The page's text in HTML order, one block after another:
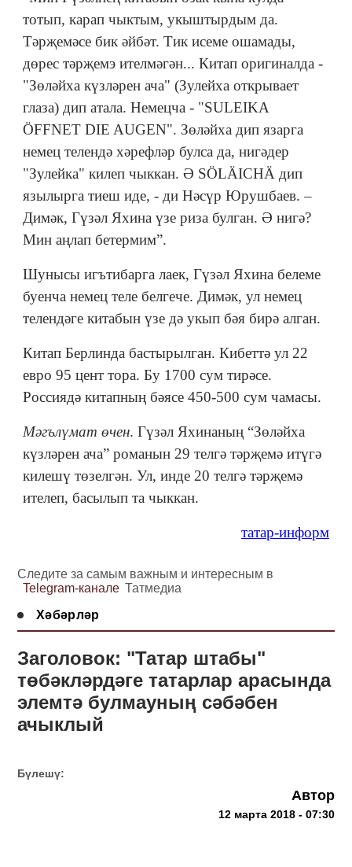
тотып, карап чыктым, укыштырдым да.
Тәрҗемәсе бик әйбәт. Тик исеме ошамады,
дөрес тәрҗемэ ителмәгән... Китап оригиналда -
"Зөләйха күзләрен ача" (Зулейха открывает
глаза) дип атала. Немецча - "SULEIKA
ÖFFNET DIE AUGEN". Зөләйха дип язарга
немец телендә хәрефләр булса да, нигәдер
"Зулейка" килеп чыккан. Ә SÖLÄICHÄ дип
язылырга тиеш иде, - ди Нәсүр Юрушбаев. –
Димәк, Гүзәл Яхина үзе риза булган. Ә нигә?
Мин аңлап бетермим”.
Шунысы игътибарга лаек, Гүзәл Яхина белеме
буенча немец теле белгече. Димәк, ул немец
телендәге китабын үзе дә укып бәя бирә алган.
Китап Берлинда бастырылган. Кибеттә ул 22
евро 95 цент тора. Бу 1700 сум тирәсе.
Россиядә китапның бәясе 450-500 сум чамасы.
Мәгълүмат өчен. Гүзәл Яхинаның “Зөләйха
күзләрен ача” романын 29 телгә тәрҗемә итүгә
килешү төзелгән. Ул, инде 20 телгә тәрҗемә
ителеп, басылып та чыккан.
татар-информ
Следите за самым важным и интересным в
Telegram-канале Татмедиа
Хәбәрләр
Заголовок: "Татар штабы"
төбәкләрдәге татарлар арасында
элемтә булмауның сәбәбен
ачыклый
Бүлешү:
Автор
12 марта 2018 - 07:30